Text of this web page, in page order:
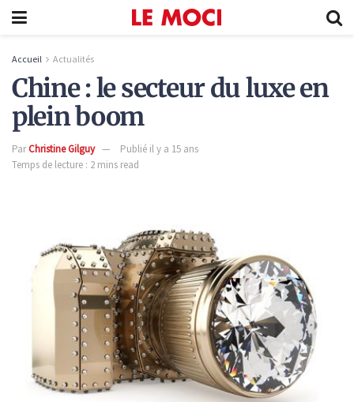
Accueil Actualités
Chine : le secteur du luxe en
plein boom
ParChristine Gilguy
Publié il y a 15 ans
Temps de lecture : 2 mins read